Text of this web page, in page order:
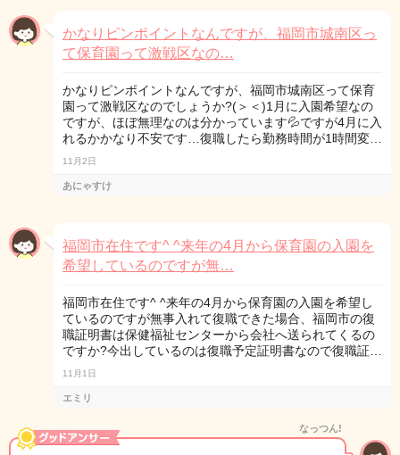
かなりピンポイントなんですが、福岡市城南区っ
て保育園って激戦区なの…
かなりピンポイントなんですが、福岡市城南区って保育
園って激戦区なのでしょうか?(＞＜)1月に入園希望なの
ですが、ほぼ無理なのは分かっています💦ですが4月に入
れるかかなり不安です…復職したら勤務時間が1時間変…
11月2日
あにゃすけ
福岡市在住です^ ^来年の4月から保育園の入園を
希望しているのですが無…
福岡市在住です^ ^来年の4月から保育園の入園を希望し
ているのですが無事入れて復職できた場合、福岡市の復
職証明書は保健福祉センターから会社へ送られてくるの
ですか?今出しているのは復職予定証明書なので復職証…
11月1日
エミリ
なっつん!